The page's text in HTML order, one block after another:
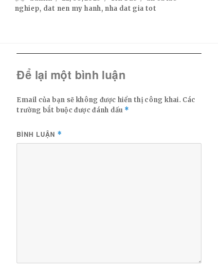
on
nghiep, dat nen my hanh, nha dat gia tot
Để lại một bình luận
Email của bạn sẽ không được hiển thị công khai. Các
trường bắt buộc được đánh dấu *
BÌNH LUẬN *